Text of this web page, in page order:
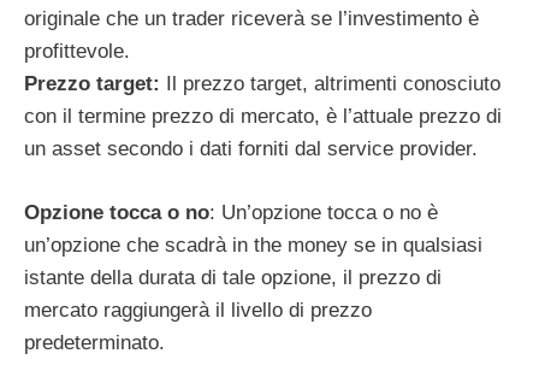
originale che un trader riceverà se l’investimento è
profittevole.
Prezzo target:
Il prezzo target, altrimenti conosciuto
con il termine prezzo di mercato, è l’attuale prezzo di
un asset secondo i dati forniti dal service provider.
Opzione tocca o no: Un’opzione tocca o no è
un’opzione che scadrà in the money se in qualsiasi
istante della durata di tale opzione, il prezzo di
mercato raggiungerà il livello di prezzo
predeterminato.